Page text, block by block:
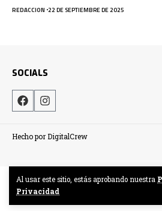
Al usar este sitio, estás aprobando nuestra
Privacidad
REDACCION 22 DE SEPTIEMBRE DE 2025
SOCIALS
Hecho por DigitalCrew